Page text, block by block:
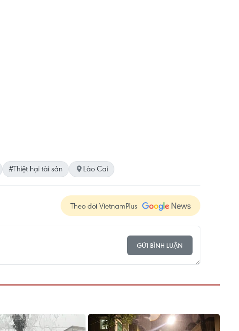
#Thiệt hại tài sản Lào Cai
Theo dõi VietnamPlus
GỬI BÌNH LUẬN